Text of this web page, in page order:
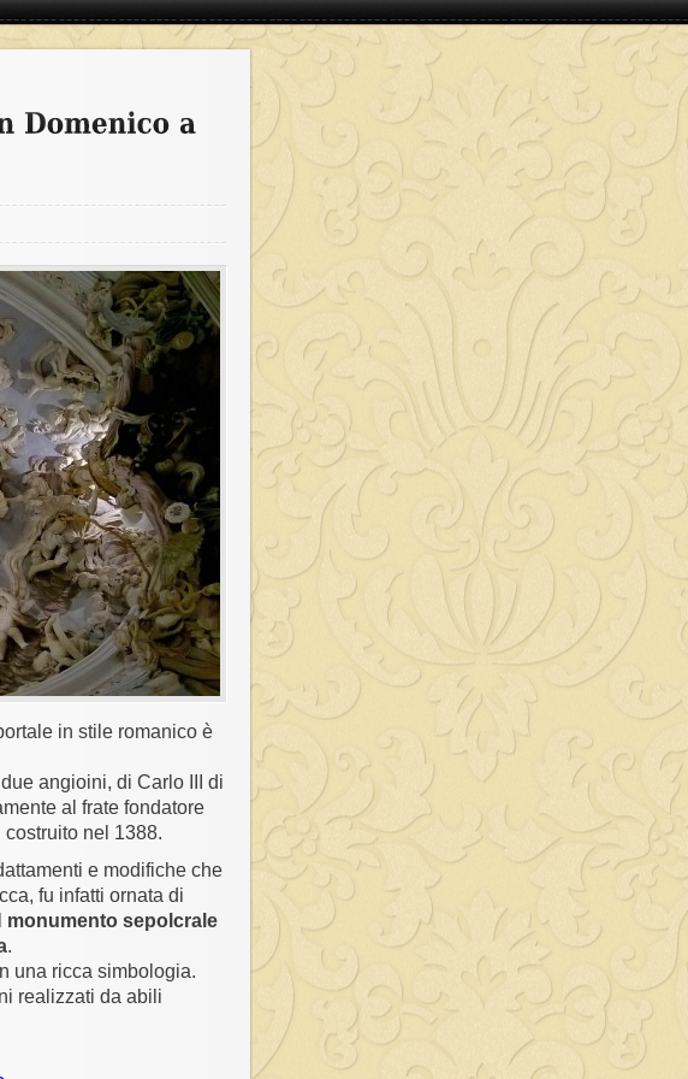
in stile romanico è
due angioini, di Carlo III di
al frate fondatore
costruito nel 1388.
e modifiche che
fu infatti ornata di
monumento sepolcrale
.
una ricca simbologia.
realizzati da abili